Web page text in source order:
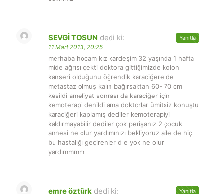
SEVGİ TOSUN dedi ki:
11 Mart 2013, 20:25
merhaba hocam kız kardeşim 32 yaşında 1 hafta
mide ağrısı çekti doktora gittiğimizde kolon
kanseri olduğunu öğrendik karaciğere de
metastaz olmuş kalın bağırsaktan 60- 70 cm
kesildi ameliyat sonrası da karaciğer için
kemoterapi denildi ama doktorlar ümitsiz konuştu
karaciğeri kaplamış dediler kemoterapiyi
kaldırmayabilir dediler çok perişanız 2 çocuk
annesi ne olur yardımınızı bekliyoruz aile de hiç
bu hastalığı geçirenler d e yok ne olur
yardımmmm
Yanıtla
emre öztürk dedi ki: Yanıtla